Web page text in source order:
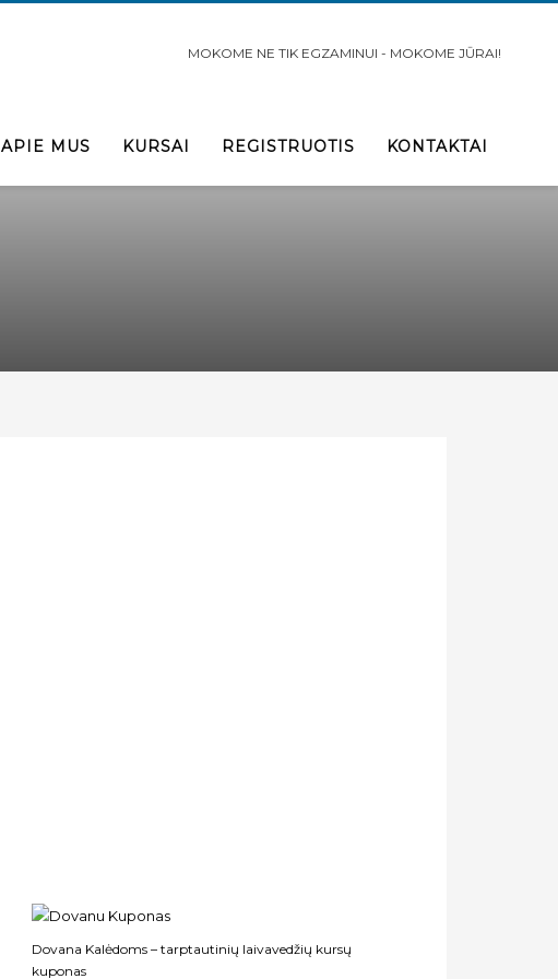
MOKOME NE TIK EGZAMINUI - MOKOME JŪRAI!
APIE MUS KURSAI REGISTRUOTIS KONTAKTAI
Dovana Kalėdoms – tarptautinių laivavedžių kursų
kuponas